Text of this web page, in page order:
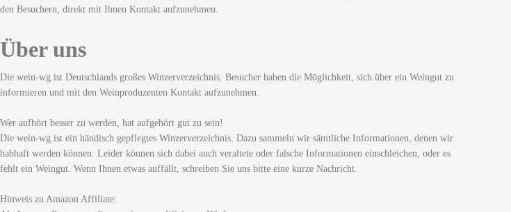
den Besuchern, direkt mit Ihnen Kontakt aufzunehmen.
Über uns
Die wein-wg ist Deutschlands großes Winzerverzeichnis. Besucher haben die Möglichkeit, sich über ein Weingut zu
informieren und mit den Weinproduzenten Kontakt aufzunehmen.
Wer aufhört besser zu werden, hat aufgehört gut zu sein!
Die wein-wg ist ein händisch gepflegtes Winzerverzeichnis. Dazu sammeln wir sämtliche Informationen, denen wir
habhaft werden können. Leider können sich dabei auch veraltete oder falsche Informationen einschleichen, oder es
fehlt ein Weingut. Wenn Ihnen etwas auffällt, schreiben Sie uns bitte eine kurze Nachricht.
Hinweis zu Amazon Affiliate: